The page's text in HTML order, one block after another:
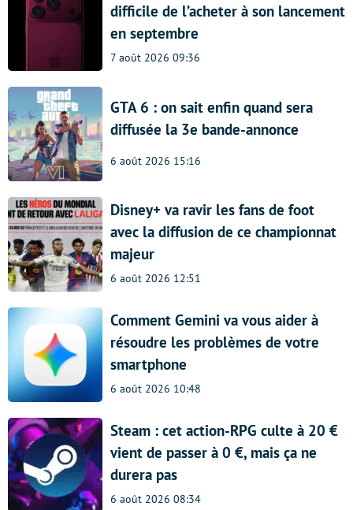
difficile de l’acheter à son lancement
en septembre
7 août 2026 09:36
GTA 6 : on sait enfin quand sera
diffusée la 3e bande-annonce
6 août 2026 15:16
Disney+ va ravir les fans de foot
avec la diffusion de ce championnat
majeur
6 août 2026 12:51
Comment Gemini va vous aider à
résoudre les problèmes de votre
smartphone
6 août 2026 10:48
Steam : cet action-RPG culte à 20 €
vient de passer à 0 €, mais ça ne
durera pas
6 août 2026 08:34